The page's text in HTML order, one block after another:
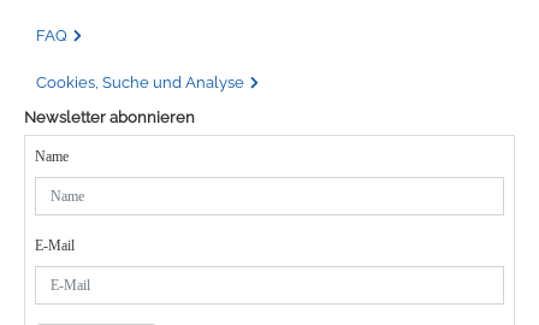
FAQ
Cookies, Suche und Analyse
Newsletter abonnieren
Name
E-Mail